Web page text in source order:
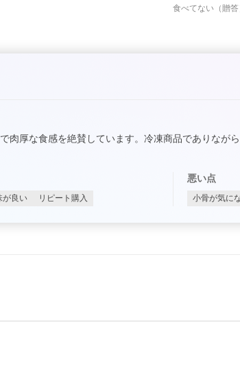
食べてない（贈答
肉厚な食感を絶賛しています。冷凍商品でありな
が良い リピート購入
悪い点
小骨が気に